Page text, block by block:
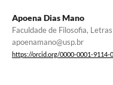
Apoena Dias Mano
Faculdade de Filosofia,
apoenamano@usp.br
https://orcid.org/0000-0001-9114-